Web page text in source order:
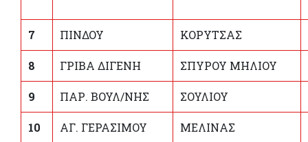
7 ΠΙΝΔΟΥ ΚΟΡΥΤΣΑΣ
8 ΓΡΙΒΑ ΔΙΓΕΝΗ ΣΠΥΡΟΥ ΜΗΛΙΟΥ
9 ΠΑΡ. ΒΟΥΛ/ΝΗΣ ΣΟΥΛΙΟΥ
10 ΑΓ. ΓΕΡΑΣΙΜΟΥ ΜΕΛΙΝΑΣ